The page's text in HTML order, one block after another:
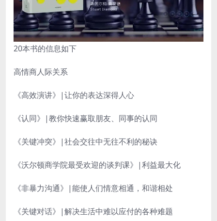
20本书的信息如下
高情商人际关系
《高效演讲》|让你的表达深得人心
《认同》|教你快速赢取朋友、同事的认同
《关键冲突》|社会交往中无往不利的秘诀
《沃尔顿商学院最受欢迎的谈判课》|利益最大化
《非暴力沟通》|能使人们情意相通，和谐相处
《关键对话》|解决生活中难以应付的各种难题